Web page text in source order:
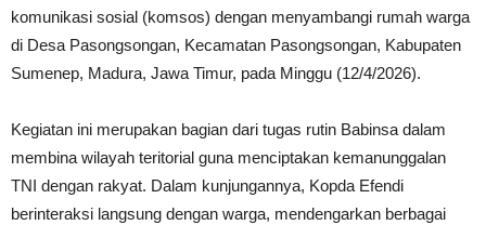
komunikasi sosial (komsos) dengan menyambangi rumah warga
di Desa Pasongsongan, Kecamatan Pasongsongan, Kabupaten
Sumenep, Madura, Jawa Timur, pada Minggu (12/4/2026).
Kegiatan ini merupakan bagian dari tugas rutin Babinsa dalam
membina wilayah teritorial guna menciptakan kemanunggalan
TNI dengan rakyat. Dalam kunjungannya, Kopda Efendi
berinteraksi langsung dengan warga, mendengarkan berbagai